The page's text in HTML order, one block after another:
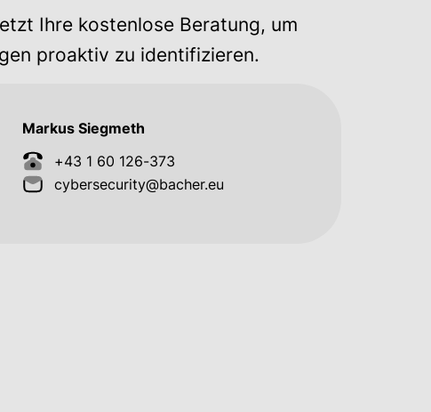
Ihre kostenlose Beratung, um
proaktiv zu identifizieren.
Markus Siegmeth
+43 1 60 126-373
cybersecurity@bacher.eu